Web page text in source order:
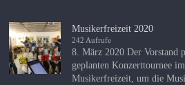
Musikerfreizeit 2020
242 Aufrufe
8. März 2020 Der Vorstand
geplanten Konzerttournee
Musikerfreizeit, um die